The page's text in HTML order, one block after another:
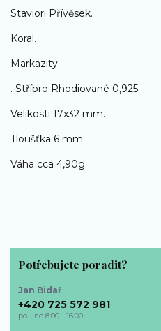
Staviori Přívěsek.
Koral.
Markazity
. Stříbro Rhodiované 0,925.
Velikosti 17x32 mm.
Tloušťka 6 mm.
Váha cca 4,90g.
Potřebujete poradit?
Jan Bidař
+420 725 572 981
po - ne 8:00 - 16:00